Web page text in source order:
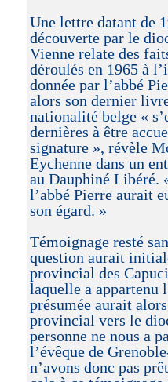
Une lettre datant de
découverte par le
Vienne relate des
déroulés en 1965 à
donnée par l’abbé
alors son dernier
nationalité belge «
dernières à être
signature », révèle
Eychenne dans un
au Dauphiné Libéré.
l’abbé Pierre aurait
son égard. »
Témoignage resté
question aurait
provincial des
laquelle a appartenu
présumée aurait
provincial vers le
personne ne nous a
l’évêque de
n’avons donc pas